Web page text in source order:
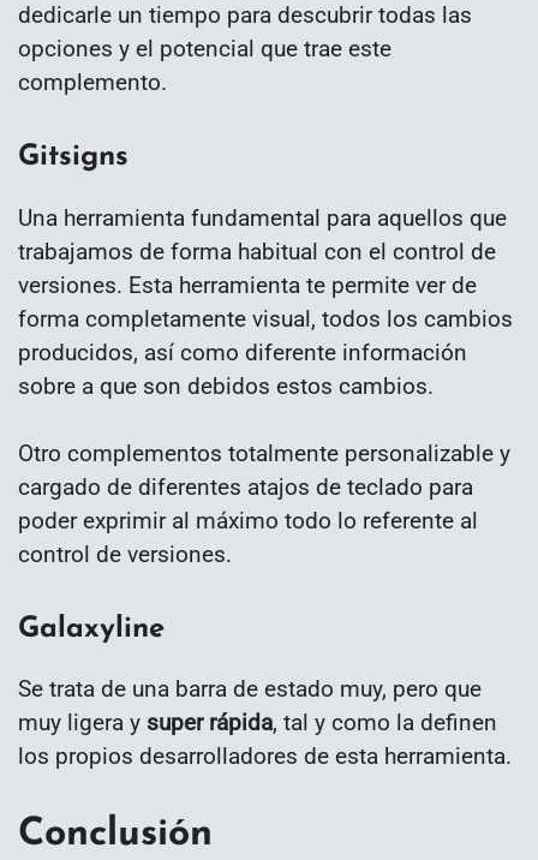
dedicarle un tiempo para descubrir todas las
opciones y el potencial que trae este
complemento.
Gitsigns
Una herramienta fundamental para aquellos que
trabajamos de forma habitual con el control de
versiones. Esta herramienta te permite ver de
forma completamente visual, todos los cambios
producidos, así como diferente información
sobre a que son debidos estos cambios.
Otro complementos totalmente personalizable y
cargado de diferentes atajos de teclado para
poder exprimir al máximo todo lo referente al
control de versiones.
Galaxyline
Se trata de una barra de estado muy, pero que
muy ligera y super rápida, tal y como la definen
los propios desarrolladores de esta herramienta.
Conclusión